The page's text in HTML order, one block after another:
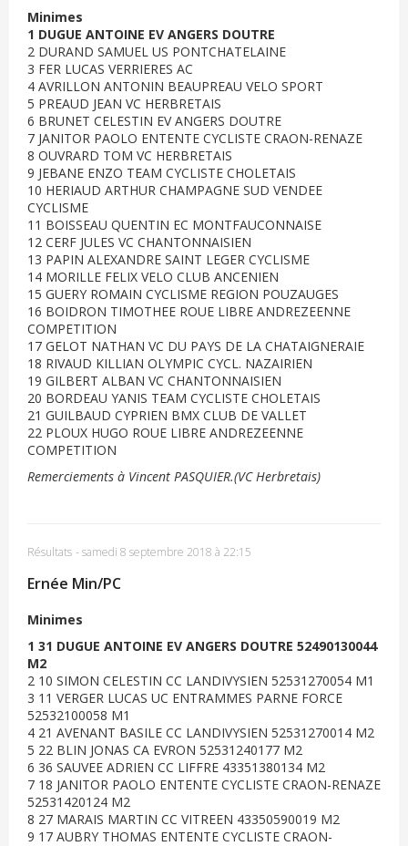
Minimes
1 DUGUE ANTOINE EV ANGERS DOUTRE
2 DURAND SAMUEL US PONTCHATELAINE
3 FER LUCAS VERRIERES AC
4 AVRILLON ANTONIN BEAUPREAU VELO SPORT
5 PREAUD JEAN VC HERBRETAIS
6 BRUNET CELESTIN EV ANGERS DOUTRE
7 JANITOR PAOLO ENTENTE CYCLISTE CRAON-RENAZE
8 OUVRARD TOM VC HERBRETAIS
9 JEBANE ENZO TEAM CYCLISTE CHOLETAIS
10 HERIAUD ARTHUR CHAMPAGNE SUD VENDEE
CYCLISME
11 BOISSEAU QUENTIN EC MONTFAUCONNAISE
12 CERF JULES VC CHANTONNAISIEN
13 PAPIN ALEXANDRE SAINT LEGER CYCLISME
14 MORILLE FELIX VELO CLUB ANCENIEN
15 GUERY ROMAIN CYCLISME REGION POUZAUGES
16 BOIDRON TIMOTHEE ROUE LIBRE ANDREZEENNE
COMPETITION
17 GELOT NATHAN VC DU PAYS DE LA CHATAIGNERAIE
18 RIVAUD KILLIAN OLYMPIC CYCL. NAZAIRIEN
19 GILBERT ALBAN VC CHANTONNAISIEN
20 BORDEAU YANIS TEAM CYCLISTE CHOLETAIS
21 GUILBAUD CYPRIEN BMX CLUB DE VALLET
22 PLOUX HUGO ROUE LIBRE ANDREZEENNE
COMPETITION
Remerciements à Vincent PASQUIER.(VC Herbretais)
Résultats - samedi 8 septembre 2018 à 22:15
Ernée Min/PC
Minimes
1 31 DUGUE ANTOINE EV ANGERS DOUTRE 52490130044
M2
2 10 SIMON CELESTIN CC LANDIVYSIEN 52531270054 M1
3 11 VERGER LUCAS UC ENTRAMMES PARNE FORCE
52532100058 M1
4 21 AVENANT BASILE CC LANDIVYSIEN 52531270014 M2
5 22 BLIN JONAS CA EVRON 52531240177 M2
6 36 SAUVEE ADRIEN CC LIFFRE 43351380134 M2
7 18 JANITOR PAOLO ENTENTE CYCLISTE CRAON-RENAZE
52531420124 M2
8 27 MARAIS MARTIN CC VITREEN 43350590019 M2
9 17 AUBRY THOMAS ENTENTE CYCLISTE CRAON-